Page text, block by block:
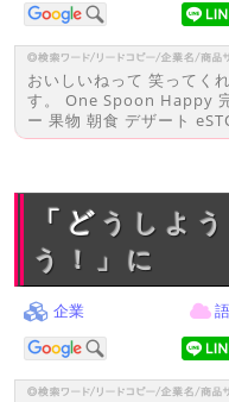
おいしいねって 笑ってく
す。 One Spoon Happy
ー 果物 朝食 デザート
「どうしよう？」を「そうしよ
う！」に
企業